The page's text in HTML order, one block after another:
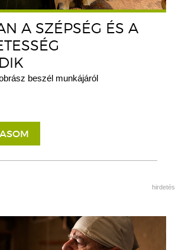
A SZÉPSÉG ÉS A
beszél munkájáról
hirdetés